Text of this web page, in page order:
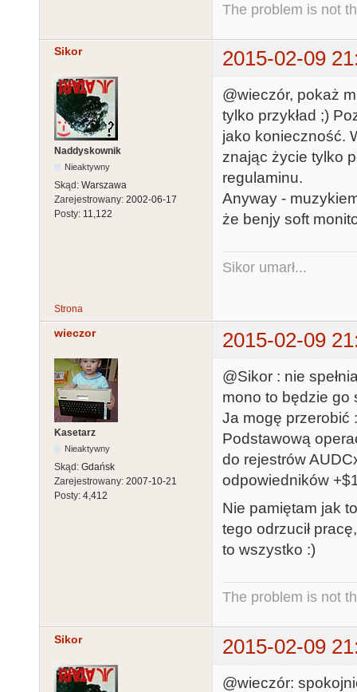
The problem is not
Sikor 2015-02-09
Naddyskownik
Nieaktywny
Skąd: Warszawa
Zarejestrowany: 2002-06-17
Posty: 11,122
@wieczór, pokaż
tylko przykład ;)
jako konieczność.
znając życie tylko
regulaminu.
Anyway -
że benjy soft
Sikor umarł...
Strona
wieczor 2015-02-09
Kasetarz
Nieaktywny
Skąd: Gdańsk
Zarejestrowany: 2007-10-21
Posty: 4,412
@Sikor : nie
mono to będzie go
Ja mogę przerobić
Podstawową
do rejestrów
odpowiedników
Nie pamiętam jak
tego odrzucił
to wszystko :)
The problem is not
Sikor 2015-02-09
@wieczór: